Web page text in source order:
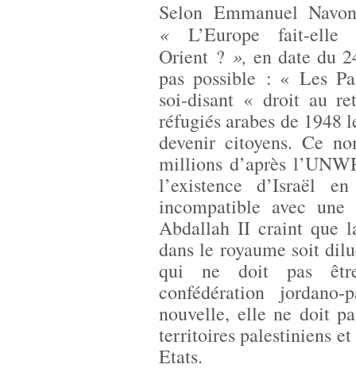
Selon Emmanuel Navon
« L’Europe fait-elle
Orient ? », en date du
pas possible : « Les
soi-disant « droit au
réfugiés arabes de 1948
devenir citoyens. Ce
millions d’après
l’existence d’Israël
incompatible avec
Abdallah II craint que
dans le royaume soit
qui ne doit pas être
confédération
nouvelle, elle ne doit
territoires palestiniens
Etats.